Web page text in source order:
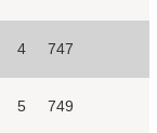
4 747
5 749